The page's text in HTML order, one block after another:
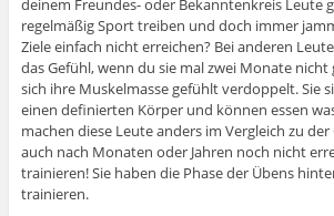
deinem Freundes- oder Bekanntenkreis Leute
regelmäßig Sport treiben und doch immer
Ziele einfach nicht erreichen? Bei anderen
das Gefühl, wenn du sie mal zwei Monate nicht
sich ihre Muskelmasse gefühlt verdoppelt. Sie
einen definierten Körper und können essen
machen diese Leute anders im Vergleich zu
auch nach Monaten oder Jahren noch nicht
trainieren! Sie haben die Phase der Übens
trainieren.